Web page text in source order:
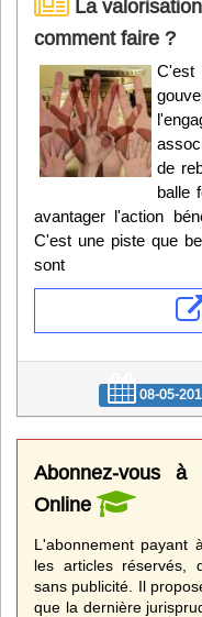
La
comment faire ?
C'est
de
balle
avantager l'action
C'est une piste que
sont
08-05-
Abonnez-vous
Online
L'abonnement payant à
les articles réservés,
sans publicité. Il
que la dernière